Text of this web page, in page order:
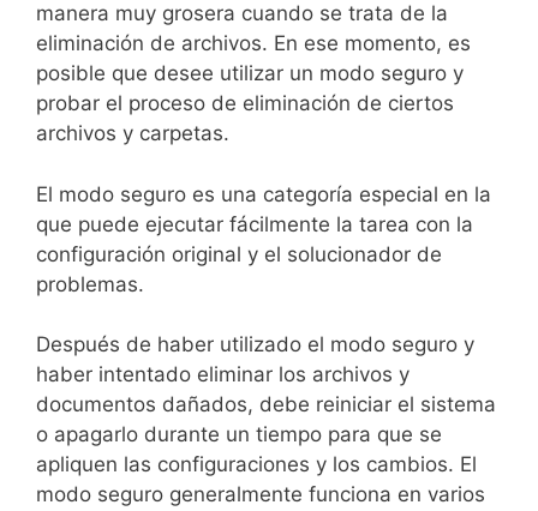
manera muy grosera cuando se trata de la
eliminación de archivos. En ese momento, es
posible que desee utilizar un modo seguro y
probar el proceso de eliminación de ciertos
archivos y carpetas.
El modo seguro es una categoría especial en la
que puede ejecutar fácilmente la tarea con la
configuración original y el solucionador de
problemas.
Después de haber utilizado el modo seguro y
haber intentado eliminar los archivos y
documentos dañados, debe reiniciar el sistema
o apagarlo durante un tiempo para que se
apliquen las configuraciones y los cambios. El
modo seguro generalmente funciona en varios